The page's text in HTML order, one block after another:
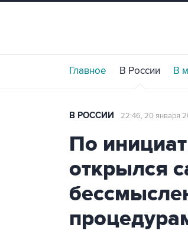
Главное В России В
В РОССИИ 22:46, 20 января
По
открылся